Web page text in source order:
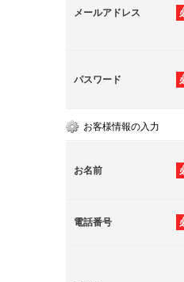
メールアドレス
パスワード
お客様情報の入力
お名前
電話番号